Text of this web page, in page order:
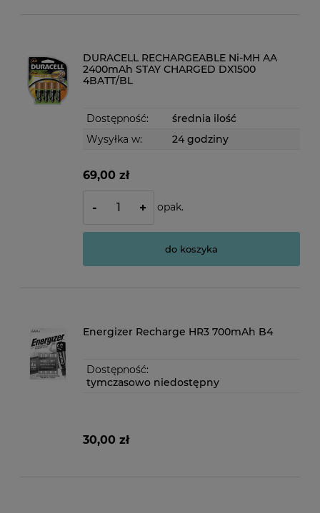
DURACELL RECHARGEABLE Ni-MH AA
2400mAh STAY CHARGED DX1500
4BATT/BL
Dostępność:
średnia ilość
Wysyłka w:
24 godziny
69,00 zł
- + opak.
do koszyka
Energizer Recharge HR3 700mAh B4
Dostępność:
tymczasowo niedostępny
30,00 zł